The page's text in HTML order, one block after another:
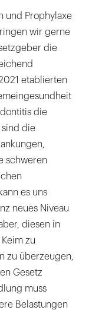
und Prophylaxe
wir gerne
die
etablierten
die
sind die
schweren
es uns
neues Niveau
diesen in
zu
zu überzeugen,
Gesetz
muss
Belastungen